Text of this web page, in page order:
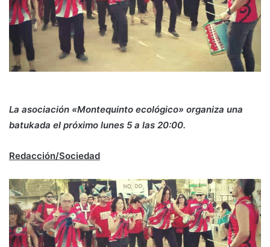
La asociación «Montequinto ecológico» organiza una
batukada el próximo lunes 5 a las 20:00.
Redacción/Sociedad